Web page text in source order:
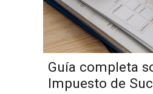
Guía completa
Impuesto de